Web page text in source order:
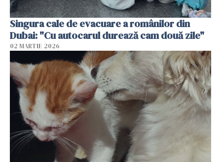
Singura cale de evacuare a românilor din
Dubai: "Cu autocarul durează cam două zile"
02 MARTIE 2026